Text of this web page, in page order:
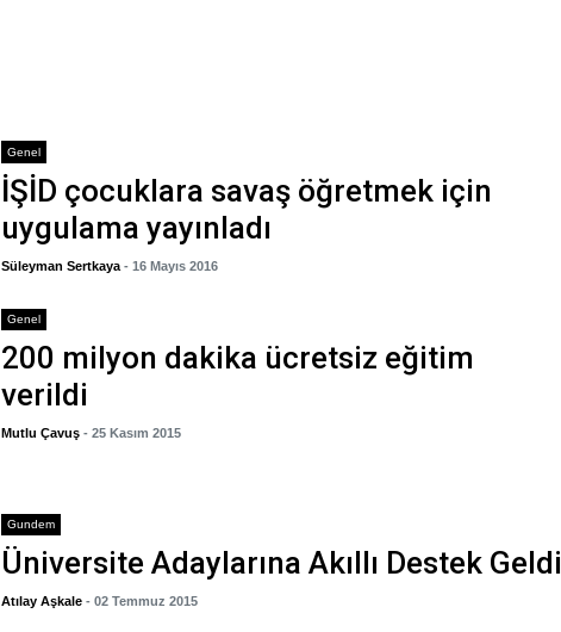
Genel
İŞİD çocuklara savaş öğretmek için
uygulama yayınladı
Süleyman Sertkaya - 16 Mayıs 2016
Genel
200 milyon dakika ücretsiz eğitim
verildi
Mutlu Çavuş - 25 Kasım 2015
Gundem
Üniversite Adaylarına Akıllı Destek Geldi
Atılay Aşkale - 02 Temmuz 2015